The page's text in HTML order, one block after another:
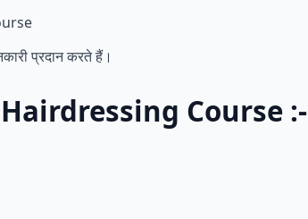
प्रदान करते हैं।
Course :-